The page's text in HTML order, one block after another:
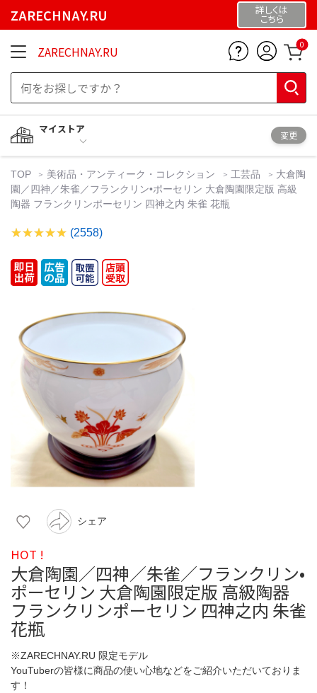
ZARECHNAY.RU 詳しくは
こちら
ZARECHNAY.RU 0
マイストア
変更
TOP 美術品・アンティーク・コレクション 工芸品
大倉陶
園／四神／朱雀／フランクリン•ポーセリン 大倉陶園限定版 高級
陶器 フランクリンポーセリン 四神之内 朱雀 花瓶
(2558)
シェア
HOT !
大倉陶園／四神／朱雀／フランクリン•
ポーセリン 大倉陶園限定版 高級陶器
フランクリンポーセリン 四神之内 朱雀
花瓶
※ZARECHNAY.RU 限定モデル
YouTuberの皆様に商品の使い心地などをご紹介いただいておりま
す！